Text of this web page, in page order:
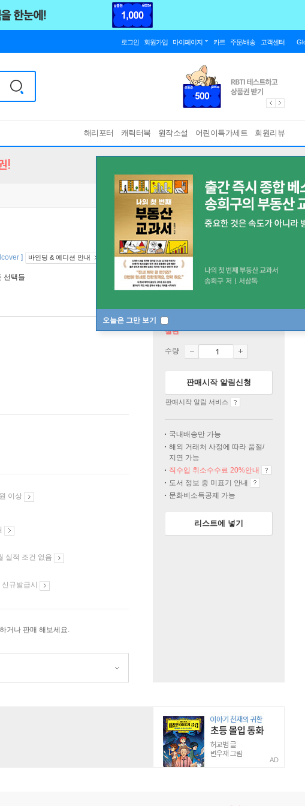
로그인 회원가입 마이페이지 카트 주문/배송 고객센터
해리포터 캐릭터북 원작소설 어린이특가세트 회원리뷰
오늘은 그만 보기
!
] 바인딩 & 에디션 안내
선택들
이상
실적 조건 없음
신규발급시
거나 판매 해보세요.
절판
수량
판매시작 알림신청
판매시작 알림 서비스
국내배송만 가능
해외 거래처 사정에 따라 품절/
지연 가능
직수입 취소수수료 20%안내
도서 정보 중 미표기 안내
문화비소득공제 가능
리스트에 넣기
AD